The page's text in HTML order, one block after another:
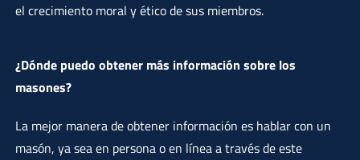
el crecimiento moral y ético de sus miembros.
¿Dónde puedo obtener más información sobre los
masones?
La mejor manera de obtener información es hablar con un
masón, ya sea en persona o en línea a través de este